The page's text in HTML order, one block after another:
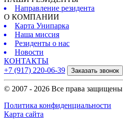
Направление резидента
О КОМПАНИИ
Карта Унипарка
Наша миссия
Резиденты о нас
Новости
КОНТАКТЫ
+7 (917) 220-06-39
Заказать звонок
© 2007 - 2026 Все права защищены
Политика конфиденциальности
Карта сайта